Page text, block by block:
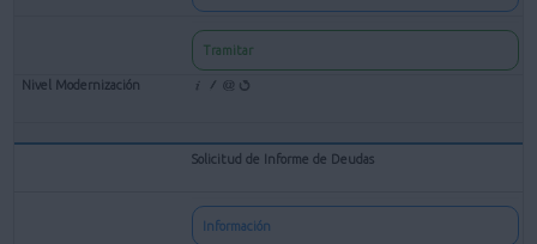
Tramitar
Solicitud de Informe de Deudas
Información